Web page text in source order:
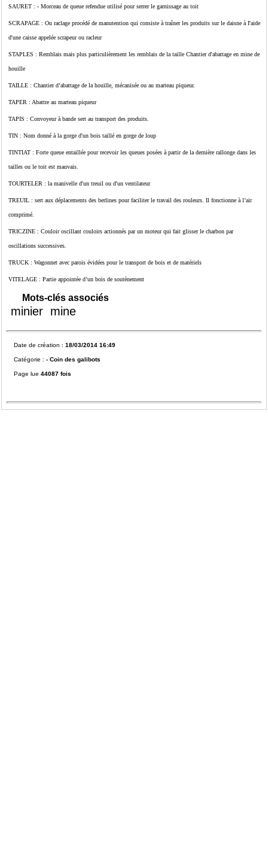
SAURET : - Morceau de queue refendue utilisé pour serrer le garnissage au toit
SCRAPAGE : Ou raclage procédé de manutention qui consiste à traîner les produits sur le daisne à I'aide
d'une caisse appelée scrapeur ou racleur
STAPLES : Remblais mais plus particulièrement les remblais de la taille Chantier d'abattage en mine de
houille
TAILLE : Chantier d’abattage de la houille, mécanisée ou au marteau piqueur.
TAPER : Abattre au marteau piqueur
TAPIS : Convoyeur à bande sert au transport des produits.
TIN : Nom donné à la gorge d'un bois taillé en gorge de loup
TINTIAT : Forte queue entaillée pour recevoir les queues posées à partir de la dernière rallonge dans les
tailles ou le toit est mauvais.
TOURTELER : la manivelle d'un treuil ou d'un ventilateur
TREUIL : sert aux déplacements des berlines pour faciliter le travail des rouleurs. Il fonctionne à l’air
comprimé.
TRICZINE : Couloir oscillant couloirs actionnés par un moteur qui fait glisser le charbon par
oscillations successives.
TRUCK : Wagonnet avec parois évidées pour le transport de bois et de matériels
VITELAGE : Partie appointée d’un bois de soutènement
Mots-clés associés
minier mine
Date de création : 18/03/2014 16:49
Catégorie : - Coin des galibots
Page lue 44087 fois